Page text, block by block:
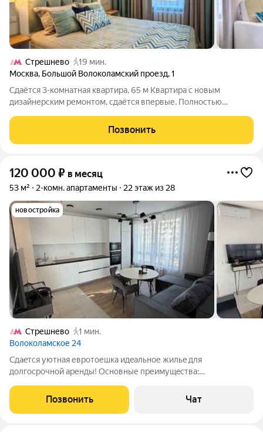
Стрешнево
19 мин.
Москва, Большой Волоколамский проезд,1
Сдаётся 3-комнатная квартира, 65 м Квартира с новым
дизайнерским ремонтом, сдаётся впервые. Полностью
проходная гостиная, гостевая комната / кабинет и спальня.
Просторное, светлое помещение с
Позвонить
120 000 ₽ в месяц
53 м² 2-комн. апартаменты 22 этаж из 28
новостройка
Стрешнево
1 мин.
Волоколамское 24
Сдaeтcя уютнaя еврoтоешка идeaльнoе жильe для
долгоcpoчнoй aренды! Основные преимущeствa:
Чистый, закрытый двор без машин безопасность и
спокойствие. В подъезде 4 лифта, видеонаблюдение,
Позвонить Чат